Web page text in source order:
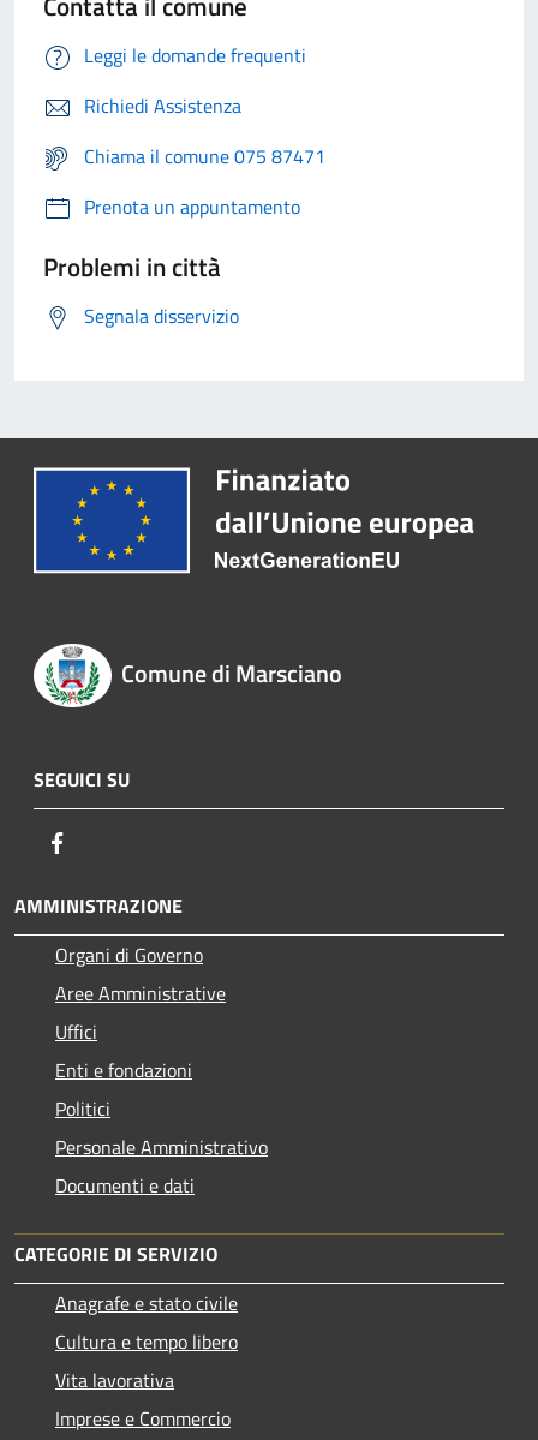
Leggi le domande frequenti
Richiedi Assistenza
Chiama il comune 075 87471
Prenota un appuntamento
Problemi in città
Segnala disservizio
Comune di Marsciano
SEGUICI SU
AMMINISTRAZIONE
Organi di Governo
Aree Amministrative
Uffici
Enti e fondazioni
Politici
Personale Amministrativo
Documenti e dati
CATEGORIE DI SERVIZIO
Anagrafe e stato civile
Cultura e tempo libero
Vita lavorativa
Imprese e Commercio